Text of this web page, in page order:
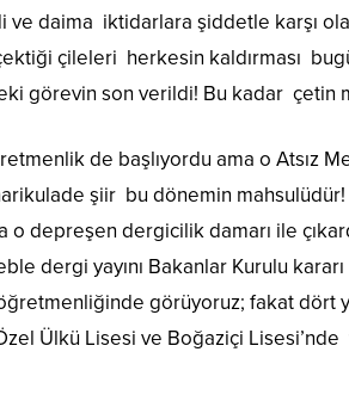
ve daima iktidarlara şiddetle karşı
çileleri herkesin kaldırması
görevin son verildi! Bu kadar çetin
de başlıyordu ama o Atsız
harikulade şiir bu dönemin
depreşen dergicilik damarı ile
dergi yayını Bakanlar Kurulu kararı
görüyoruz; fakat dört
Ülkü Lisesi ve Boğaziçi